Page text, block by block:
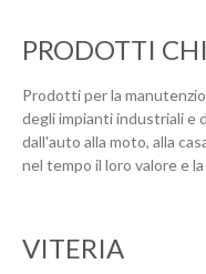
PRODOTTI
Prodotti per la
degli impianti industriali e
dall'auto alla moto, alla
nel tempo il loro valore e
VITERIA